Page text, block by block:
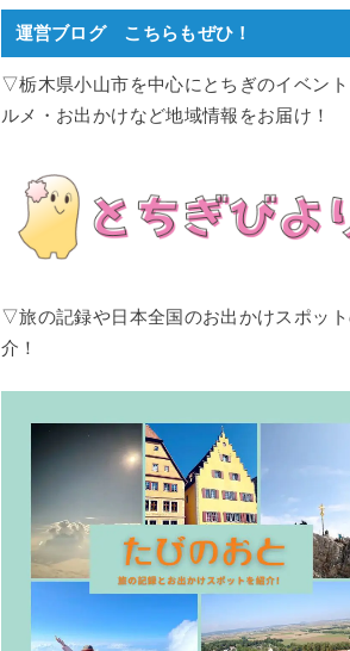
運営ブログ こちらもぜひ！
▽栃木県小山市を中心にとちぎのイベン
ルメ・お出かけなど地域情報をお届け！
▽旅の記録や日本全国のお出かけスポット
介！